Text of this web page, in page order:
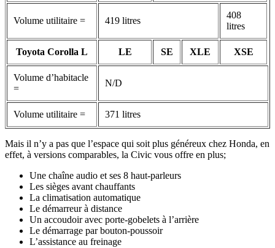
Volume utilitaire = 419 litres
408
litres
Toyota Corolla L LE SE XLE XSE
Volume d’habitacle
=
N/D
Volume utilitaire = 371 litres
Mais il n’y a pas que l’espace qui soit plus généreux chez Honda, en
effet, à versions comparables, la Civic vous offre en plus;
Une chaîne audio et ses 8 haut-parleurs
Les sièges avant chauffants
La climatisation automatique
Le démarreur à distance
Un accoudoir avec porte-gobelets à l’arrière
Le démarrage par bouton-poussoir
L’assistance au freinage